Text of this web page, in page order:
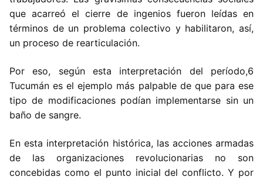
que acarreó el cierre de ingenios fueron leídas en
términos de un problema colectivo y habilitaron, así,
un proceso de rearticulación.
Por eso, según esta interpretación del período,6
Tucumán es el ejemplo más palpable de que para ese
tipo de modificaciones podían implementarse sin un
baño de sangre.
En esta interpretación histórica, las acciones armadas
de las organizaciones revolucionarias no son
concebidas como el punto inicial del conflicto. Y por